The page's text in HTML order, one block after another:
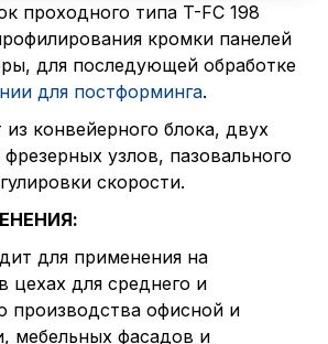
проходного типа T-FC 198
кромки панелей
для последующей обработке
для постформинга.
конвейерного блока, двух
узлов, пазовального
скорости.
для применения на
цехах для среднего и
производства офисной и
мебельных фасадов и